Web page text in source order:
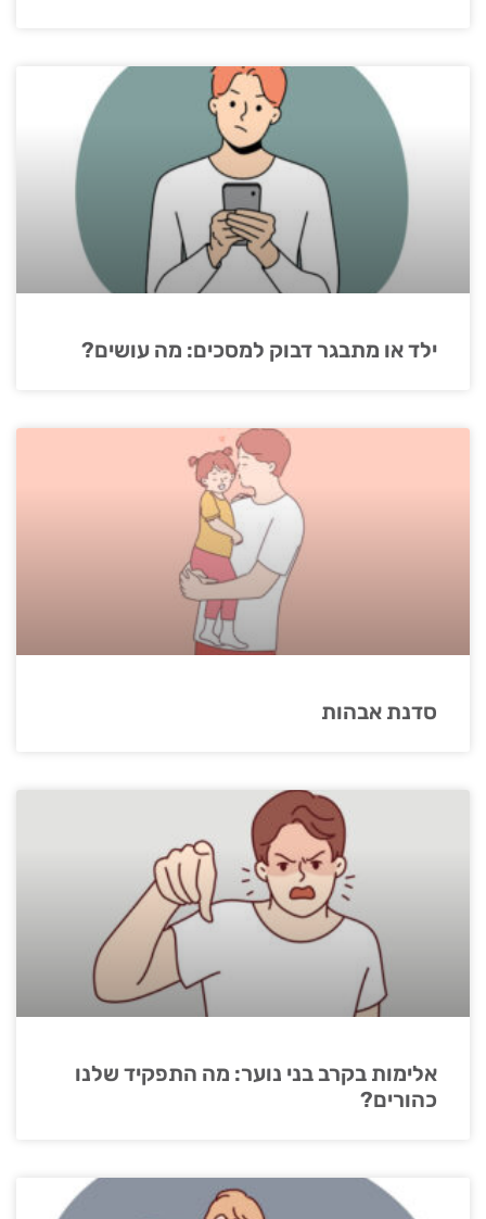
ילד או מתבגר דבוק למסכים: מה עושים?
סדנת אבהות
אלימות בקרב בני נוער: מה התפקיד שלנו
כהורים?